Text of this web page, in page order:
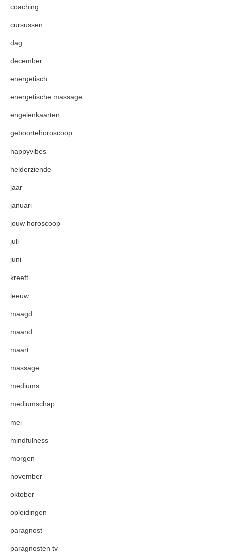
coaching
cursussen
dag
december
energetisch
energetische massage
engelenkaarten
geboortehoroscoop
happyvibes
helderziende
jaar
januari
jouw horoscoop
juli
juni
kreeft
leeuw
maagd
maand
maart
massage
mediums
mediumschap
mei
mindfulness
morgen
november
oktober
opleidingen
paragnost
paragnosten tv